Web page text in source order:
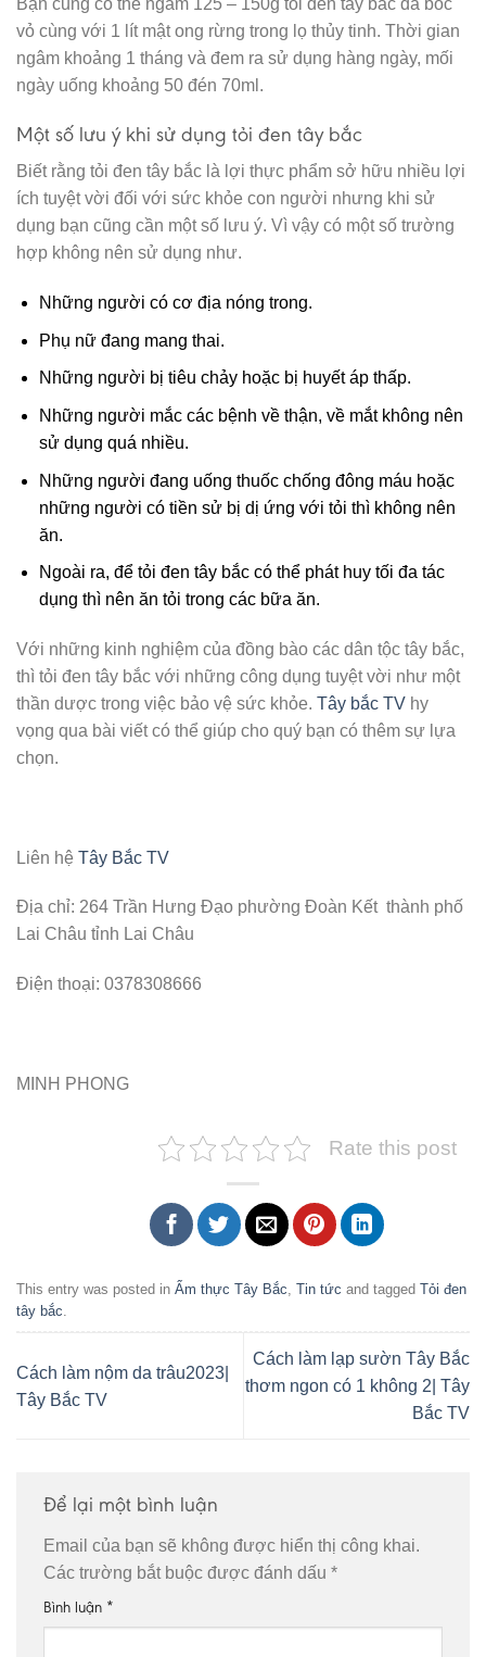
Bạn cũng có thể ngâm 125 – 150g tỏi đen tây bắc đã bóc
vỏ cùng với 1 lít mật ong rừng trong lọ thủy tinh. Thời gian
ngâm khoảng 1 tháng và đem ra sử dụng hàng ngày, mối
ngày uống khoảng 50 đén 70ml.
Một số lưu ý khi sử dụng tỏi đen tây bắc
Biết rằng tỏi đen tây bắc là lợi thực phẩm sở hữu nhiều lợi
ích tuyệt vời đối với sức khỏe con người nhưng khi sử
dụng bạn cũng cần một số lưu ý. Vì vậy có một số trường
hợp không nên sử dụng như.
Những người có cơ địa nóng trong.
Phụ nữ đang mang thai.
Những người bị tiêu chảy hoặc bị huyết áp thấp.
Những người mắc các bệnh về thận, về mắt không nên
sử dụng quá nhiều.
Những người đang uống thuốc chống đông máu hoặc
những người có tiền sử bị dị ứng với tỏi thì không nên
ăn.
Ngoài ra, để tỏi đen tây bắc có thể phát huy tối đa tác
dụng thì nên ăn tỏi trong các bữa ăn.
Với những kinh nghiệm của đồng bào các dân tộc tây bắc,
thì tỏi đen tây bắc với những công dụng tuyệt vời như một
thần dược trong việc bảo vệ sức khỏe. Tây bắc TV hy
vọng qua bài viết có thể giúp cho quý bạn có thêm sự lựa
chọn.
Liên hệ Tây Bắc TV
Địa chỉ: 264 Trần Hưng Đạo phường Đoàn Kết thành phố
Lai Châu tỉnh Lai Châu
Điện thoại: 0378308666
MINH PHONG
Rate this post
This entry was posted in Ẩm thực Tây Bắc, Tin tức and tagged Tỏi đen
tây bắc.
Cách làm nộm da trâu2023|
Tây Bắc TV
Cách làm lạp sườn Tây Bắc
thơm ngon có 1 không 2| Tây
Bắc TV
Để lại một bình luận
Email của bạn sẽ không được hiển thị công khai.
Các trường bắt buộc được đánh dấu *
Bình luận *